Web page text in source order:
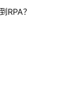
RPA？